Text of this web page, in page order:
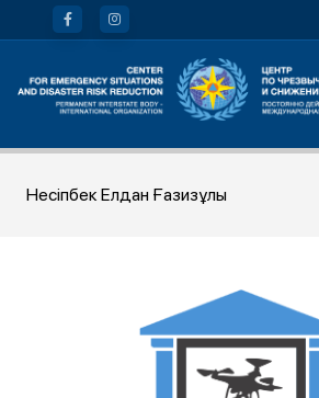
Несіпбек Елдан Ғазизұлы